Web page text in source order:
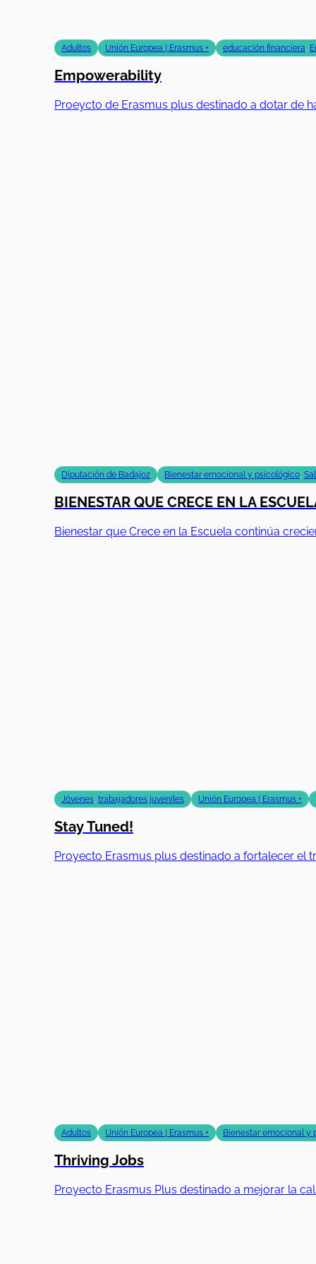
Adultos Unión Europea | Erasmus + educación financiera,
Empowerability
Proeycto de Erasmus plus destinado a dotar de
Diputación de Badajoz Bienestar emocional y psicológico,
BIENESTAR QUE CRECE EN LA
Bienestar que Crece en la Escuela continúa
Jóvenes, trabajadores juveniles Unión Europea | Erasmus +
Stay Tuned!
Proyecto Erasmus plus destinado a fortalecer el
Adultos Unión Europea | Erasmus + Bienestar emocional y
Thriving Jobs
Proyecto Erasmus Plus destinado a mejorar la